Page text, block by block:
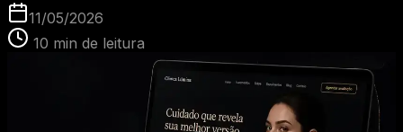
11/05/2026
10 min de leitura